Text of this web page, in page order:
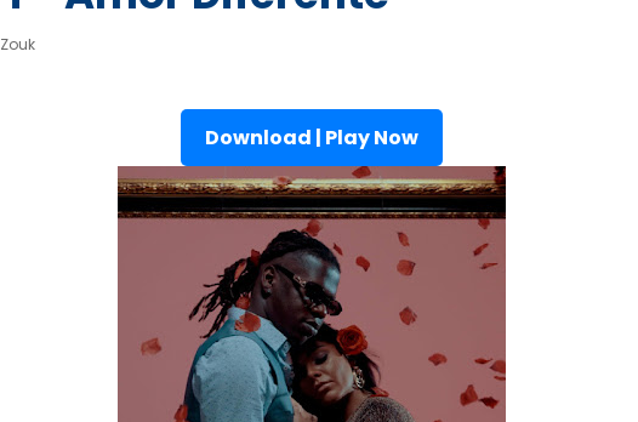
Zouk
Download | Play Now